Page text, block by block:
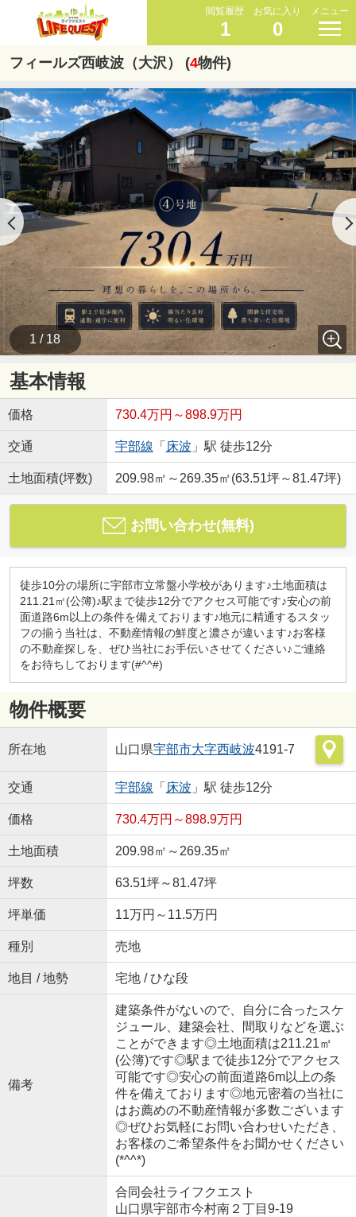
閲覧履歴
1
お気に入り
0
メニュー
フィールズ西岐波（大沢） (4物件)
1 / 18
基本情報
価格 730.4万円～898.9万円
交通 宇部線 「 床波 」駅 徒歩12分
土地面積(坪数) 209.98㎡～269.35㎡(63.51坪～81.47坪)
お問い合わせ(無料)
徒歩10分の場所に宇部市立常盤小学校があります♪土地面積は
211.21㎡(公簿)♪駅まで徒歩12分でアクセス可能です♪安心の前
面道路6m以上の条件を備えております♪地元に精通するスタッ
フの揃う当社は、不動産情報の鮮度と濃さが違います♪お客様
の不動産探しを、ぜひ当社にお手伝いさせてください♪ご連絡
をお待ちしております(#^^#)
物件概要
所在地 山口県宇部市大字西岐波4191-7
交通 宇部線 「 床波 」駅 徒歩12分
価格 730.4万円～898.9万円
土地面積 209.98㎡～269.35㎡
坪数 63.51坪～81.47坪
坪単価 11万円～11.5万円
種別 売地
地目 / 地勢 宅地 / ひな段
備考
建築条件がないので、自分に合ったスケ
ジュール、建築会社、間取りなどを選ぶ
ことができます◎土地面積は211.21㎡
(公簿)です◎駅まで徒歩12分でアクセス
可能です◎安心の前面道路6m以上の条
件を備えております◎地元密着の当社に
はお薦めの不動産情報が多数ございます
◎ぜひお気軽にお問い合わせいただき、
お客様のご希望条件をお聞かせください
(*^^*)
合同会社ライフクエスト
山口県宇部市今村南２丁目9-19